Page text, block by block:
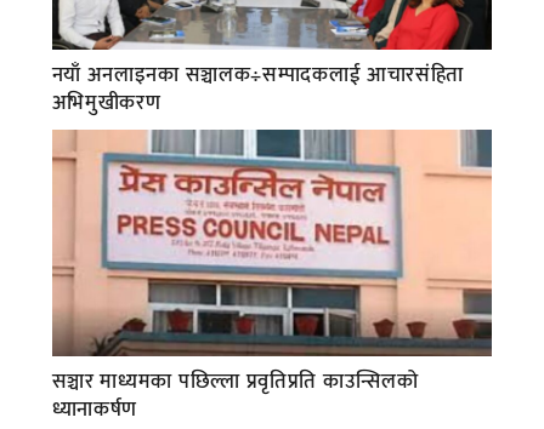
नयाँ अनलाइनका सञ्चालक÷सम्पादकलाई आचारसंहिता
अभिमुखीकरण
सञ्चार माध्यमका पछिल्ला प्रवृतिप्रति काउन्सिलको
ध्यानाकर्षण